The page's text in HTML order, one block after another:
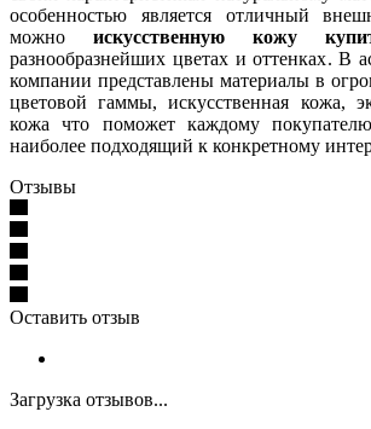
особенностью является отличный
можно искусственную кожу
разнообразнейших цветах и оттенках. В
компании представлены материалы в
цветовой гаммы, искусственная кожа,
кожа что поможет каждому
наиболее подходящий к конкретному
Отзывы
Оставить отзыв
Загрузка отзывов...